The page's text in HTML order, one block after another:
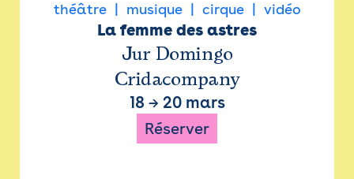
théâtre musique cirque vidéo
La femme des astres
Jur Domingo
Cridacompany
18 → 20 mars
Réserver